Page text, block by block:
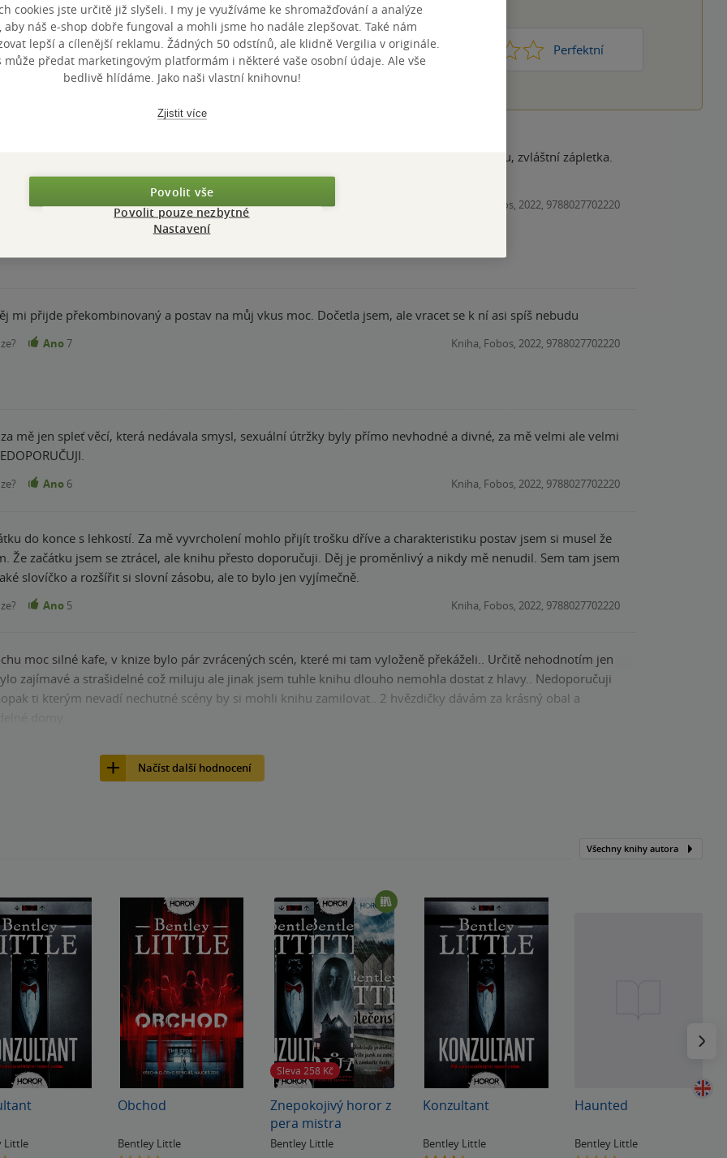
PŘIDEJTE SVÉ HODNOCENÍ PRODUKTU
Hodnocení našich knihkupců: 0.0 z 5 Nic moc 1 Perfektní
Ale kniha mě neoslovila. Některé vyloženě zvrácené pasáže pro mě beze smyslu, zvláštní zápletka.
další knihy autora se budu muset trochu nutit, ale kdo ví, třeba překvapí.
Ano8 Kniha, Fobos, 2022, 9788027702220
mi přijde překombinovaný a postav na můj vkus moc. Dočetla jsem, ale vracet se k ní asi spíš nebudu
Ano7 Kniha, Fobos, 2022, 9788027702220
mě jen spleť věcí, která nedávala smysl, sexuální útržky byly přímo nevhodné a divné, za mě velmi ale velmi
Ano 6 Kniha, Fobos, 2022, 9788027702220
do konce s lehkostí. Za mě vyvrcholení mohlo přijít trošku dříve a charakteristiku postav jsem si musel že
Že začátku jsem se ztrácel, ale knihu přesto doporučuji. Děj je proměnlivý a nikdy mě nenudil. Sem tam jsem
slovíčko a rozšířit si slovní zásobu, ale to bylo jen vyjímečně.
Ano 5 Kniha, Fobos, 2022, 9788027702220
moc silné kafe, v knize bylo pár zvrácených scén, které mi tam vyloženě překáželi.. Určitě nehodnotím jen
zajímavé a strašidelné což miluju ale jinak jsem tuhle knihu dlouho nemohla dostat z hlavy.. Nedoporučuji
ti kterým nevadí nechutné scény by si mohli knihu zamilovat.. 2 hvězdičky dávám za krásný obal a
Načíst další hodnocení
Všechny knihy autora
Little
Obchod
Bentley Little
Sleva 258 Kč
Znepokojivý horor z
pera mistra
Bentley Little
Konzultant
Bentley Little
Haunted
Bentley Little
cookies jste určitě již slyšeli. I my je využíváme ke shromažďování a analýze
aby náš e-shop dobře fungoval a mohli jsme ho nadále zlepšovat. Také nám
lepší a cílenější reklamu. Žádných 50 odstínů, ale klidně Vergilia v originále.
může předat marketingovým platformám i některé vaše osobní údaje. Ale vše
bedlivě hlídáme. Jako naši vlastní knihovnu!
Zjistit více
Povolit vše
Povolit pouze nezbytné
Nastavení